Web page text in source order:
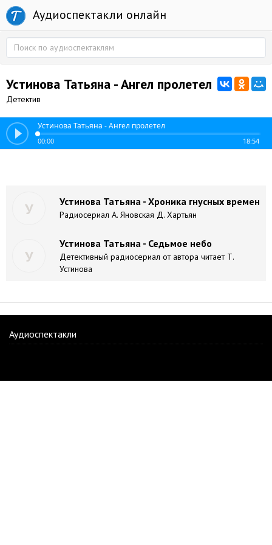
Аудиоспектакли онлайн
Устинова Татьяна - Ангел пролетел
Детектив
Устинова Татьяна - Ангел пролетел
00:00 18:54
У Устинова Татьяна - Хроника гнусных времен
Радиосериал А. Яновская Д. Хартьян
У
Устинова Татьяна - Седьмое небо
Детективный радиосериал от автора читает Т.
Устинова
Аудиоспектакли